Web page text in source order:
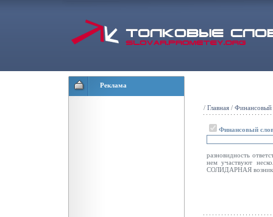
Реклама
/ Главная / Финансовый
Финансовый
разновидность
нем участвуют
СОЛИДАРНАЯ